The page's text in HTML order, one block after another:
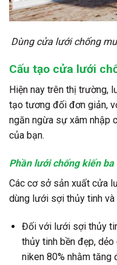
Dùng cửa lưới chống
Cấu tạo cửa lưới
Hiện nay trên thị trường,
tạo tương đối đơn giản,
ngăn ngừa sự xâm nhập
của bạn.
Phần lưới chống kiến ba
Các cơ sở sản xuất cửa
dùng lưới sợi thủy tinh
Đối với lưới sợi thủy
thủy tinh bền đẹp,
niken 80% nhằm